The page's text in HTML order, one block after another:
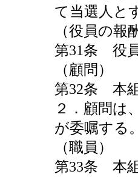
て当選人と
（役員の報
第31条 役
（顧問）
第32条 本
２．顧問は
が委嘱する。
（職員）
第33条 本